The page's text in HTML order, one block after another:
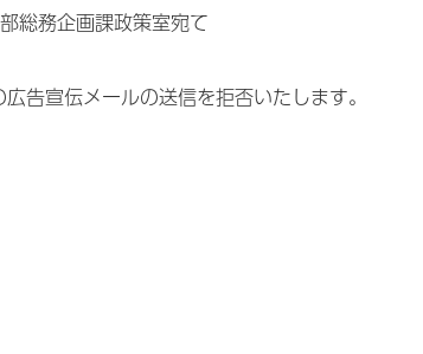
総務企画課政策室宛て
告宣伝メールの送信を拒否いたします。